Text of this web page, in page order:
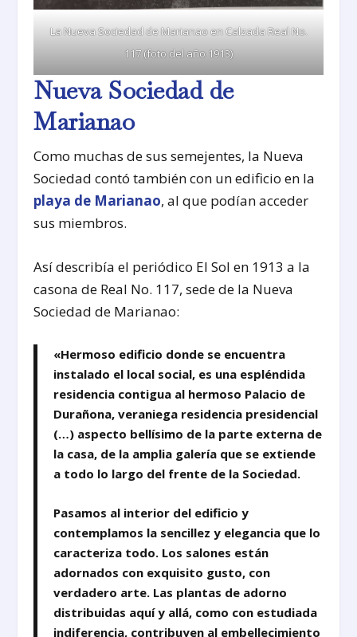
La Nueva Sociedad de Marianao en Calzada Real No.
117 (foto del año 1913)
Nueva Sociedad de
Marianao
Como muchas de sus semejentes, la Nueva
Sociedad contó también con un edificio en la
playa de Marianao, al que podían acceder
sus miembros.
Así describía el periódico El Sol en 1913 a la
casona de Real No. 117, sede de la Nueva
Sociedad de Marianao:
«Hermoso edificio donde se encuentra
instalado el local social, es una espléndida
residencia contigua al hermoso Palacio de
Durañona, veraniega residencia presidencial
(…) aspecto bellísimo de la parte externa de
la casa, de la amplia galería que se extiende
a todo lo largo del frente de la Sociedad.
Pasamos al interior del edificio y
contemplamos la sencillez y elegancia que lo
caracteriza todo. Los salones están
adornados con exquisito gusto, con
verdadero arte. Las plantas de adorno
distribuidas aquí y allá, como con estudiada
indiferencia, contribuyen al embellecimiento